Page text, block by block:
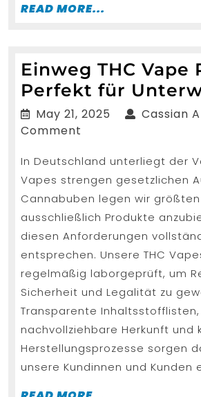
READ MORE...
Einweg THC Vape
Perfekt für
May 21, 2025 May Cassian
Comment
In Deutschland unterliegt der
Vapes strengen gesetzlichen
Cannabuben legen wir
ausschließlich Produkte
diesen Anforderungen
entsprechen. Unsere THC
regelmäßig laborgeprüft, um
Sicherheit und Legalität zu
Transparente Inhaltsstofflisten,
nachvollziehbare Herkunft und
Herstellungsprozesse sorgen
unsere Kundinnen und Kunden